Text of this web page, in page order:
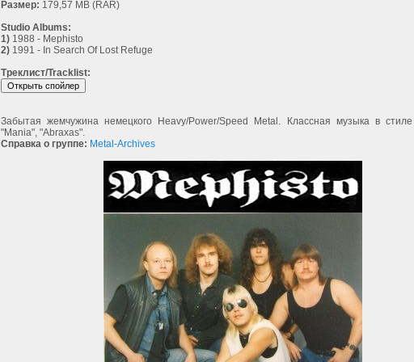
Размер: 179,57 MB (RAR)
Studio Albums:
1) 1988 - Mephisto
2) 1991 - In Search Of Lost Refuge
Треклист/Tracklist:
Забытая жемчужина немецкого Heavy/Power/Speed Metal. Классная музыка в
"Mania", "Abraxas".
Справка о группе: Metal-Archives